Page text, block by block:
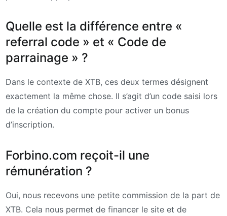
Quelle est la différence entre «
referral code » et « Code de
parrainage » ?
Dans le contexte de XTB, ces deux termes désignent
exactement la même chose. Il s’agit d’un code saisi lors
de la création du compte pour activer un bonus
d’inscription.
Forbino.com reçoit-il une
rémunération ?
Oui, nous recevons une petite commission de la part de
XTB. Cela nous permet de financer le site et de